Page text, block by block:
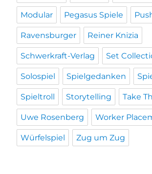
Modular Pegasus Spiele
Ravensburger Reiner Knizia
Schwerkraft-Verlag Set
Solospiel Spielgedanken
Spieltroll Storytelling Take
Uwe Rosenberg Worker
Würfelspiel Zug um Zug